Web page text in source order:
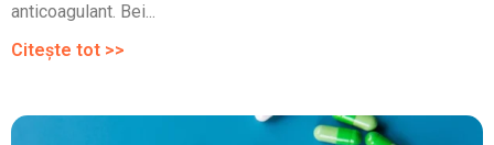
anticoagulant. Bei...
Citește tot >>